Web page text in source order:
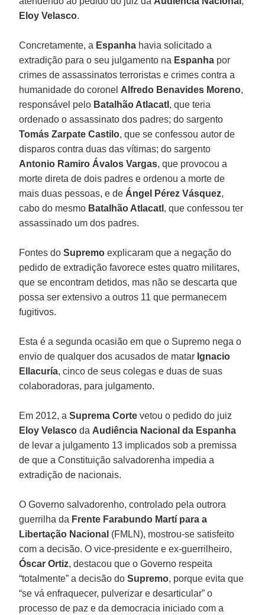
Eloy Velasco.
Concretamente, a Espanha havia solicitado a
extradição para o seu julgamento na Espanha por
crimes de assassinatos terroristas e crimes contra a
humanidade do coronel Alfredo Benavides Moreno,
responsável pelo Batalhão Atlacatl , que teria
ordenado o assassinato dos padres; do sargento
Tomás Zarpate Castilo, que se confessou autor de
disparos contra duas das vítimas; do sargento
Antonio Ramiro Ávalos Vargas, que provocou a
morte direta de dois padres e ordenou a morte de
mais duas pessoas, e de Ángel Pérez Vásquez,
cabo do mesmo Batalhão Atlacatl , que confessou ter
assassinado um dos padres.
Fontes doSupremo explicaram que a negação do
pedido de extradição favorece estes quatro militares,
que se encontram detidos, mas não se descarta que
possa ser extensivo a outros 11 que permanecem
fugitivos.
Esta é a segunda ocasião em que o Supremo nega o
envio de qualquer dos acusados de matar Ignacio
Ellacuría, cinco de seus colegas e duas de suas
colaboradoras, para julgamento.
Em 2012, aSuprema Corte vetou o pedido do juiz
Eloy Velasco da Audiência Nacional da Espanha
de levar a julgamento 13 implicados sob a premissa
de que a Constituição salvadorenha impedia a
extradição de nacionais.
O Governo salvadorenho, controlado pela outrora
guerrilha da Frente Farabundo Martí para a
Libertação Nacional (FMLN), mostrou-se satisfeito
com a decisão. O vice-presidente e ex-guerrilheiro,
Óscar Ortiz, destacou que o Governo respeita
“totalmente” a decisão doSupremo, porque evita que
“se vá enfraquecer, pulverizar e desarticular” o
processo de paz e da democracia iniciado com a